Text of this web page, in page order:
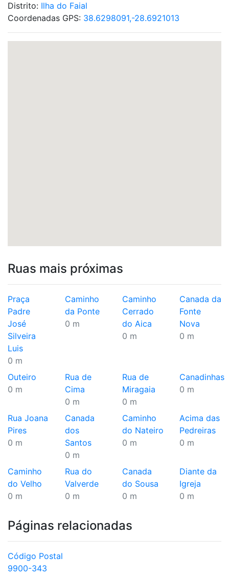
Distrito: Ilha do Faial
Coordenadas GPS: 38.6298091,-28.6921013
Ruas mais próximas
Praça
Padre
José
Silveira
Luis
0 m
Caminho
da Ponte
0 m
Caminho
Cerrado
do Aica
0 m
Canada da
Fonte
Nova
0 m
Outeiro
0 m
Rua de
Cima
0 m
Rua de
Miragaia
0 m
Canadinhas
0 m
Rua Joana
Pires
0 m
Canada
dos
Santos
0 m
Caminho
do Nateiro
0 m
Acima das
Pedreiras
0 m
Caminho
do Velho
0 m
Rua do
Valverde
0 m
Canada
do Sousa
0 m
Diante da
Igreja
0 m
Páginas relacionadas
Código Postal
9900-343